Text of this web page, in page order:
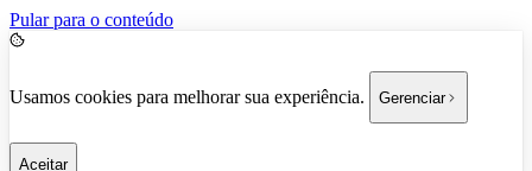
Pular para o conteúdo
Usamos cookies para melhorar sua experiência. Gerenciar
Aceitar